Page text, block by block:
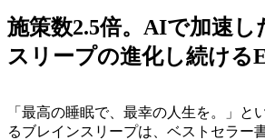
施策数2.5倍。AIで加速し
スリープの進化し続ける
「最高の睡眠で、最幸の人生を。」と
るブレインスリープは、ベストセラー